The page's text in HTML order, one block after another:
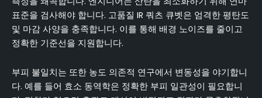
표준을 검사해야 합니다. 고품질 IR 쿼츠 큐벳은 엄격한 평탄도
및 마감 사양을 충족합니다. 이를 통해 배경 노이즈를 줄이고
정확한 기준선을 지원합니다.
부피 불일치는 또한 농도 의존적 연구에서 변동성을 야기합니
다. 예를 들어 효소 동역학은 정확한 부피 일관성이 필요합니